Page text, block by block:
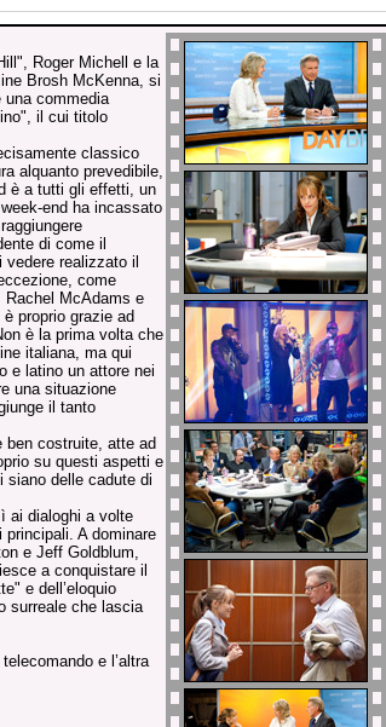
Roger Michell e la
Brosh McKenna, si
una commedia
il cui titolo
classico
alquanto prevedibile,
è a tutti gli effetti, un
end ha incassato
di come il
realizzato il
come
Rachel McAdams e
proprio grazie ad
è la prima volta che
italiana, ma qui
e latino un attore nei
una situazione
il tanto
ben costruite, atte ad
su questi aspetti e
siano delle cadute di
ai dialoghi a volte
A dominare
e Jeff Goldblum,
a conquistare il
e dell’eloquio
surreale che lascia
e l’altra